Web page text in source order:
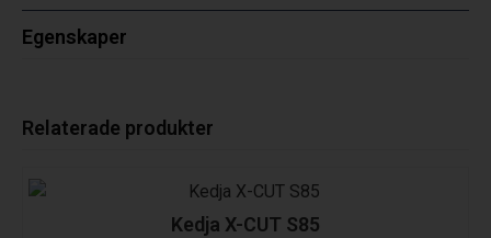
Egenskaper
Relaterade produkter
Kedja X-CUT S85